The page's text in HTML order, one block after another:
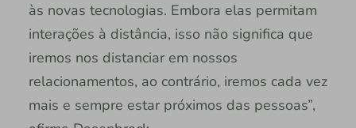
às novas tecnologias. Embora elas permitam
interações à distância, isso não significa que
iremos nos distanciar em nossos
relacionamentos, ao contrário, iremos cada vez
mais e sempre estar próximos das pessoas”,